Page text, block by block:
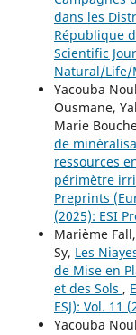
dans les
République
Scientific
Natural/Life/
Yacouba
Ousmane,
Marie
de
ressources
périmètre
Preprints
(2025): ESI
Marième
Sy, Les
de Mise en
et des Sols ,
ESJ): Vol. 11
Yacouba